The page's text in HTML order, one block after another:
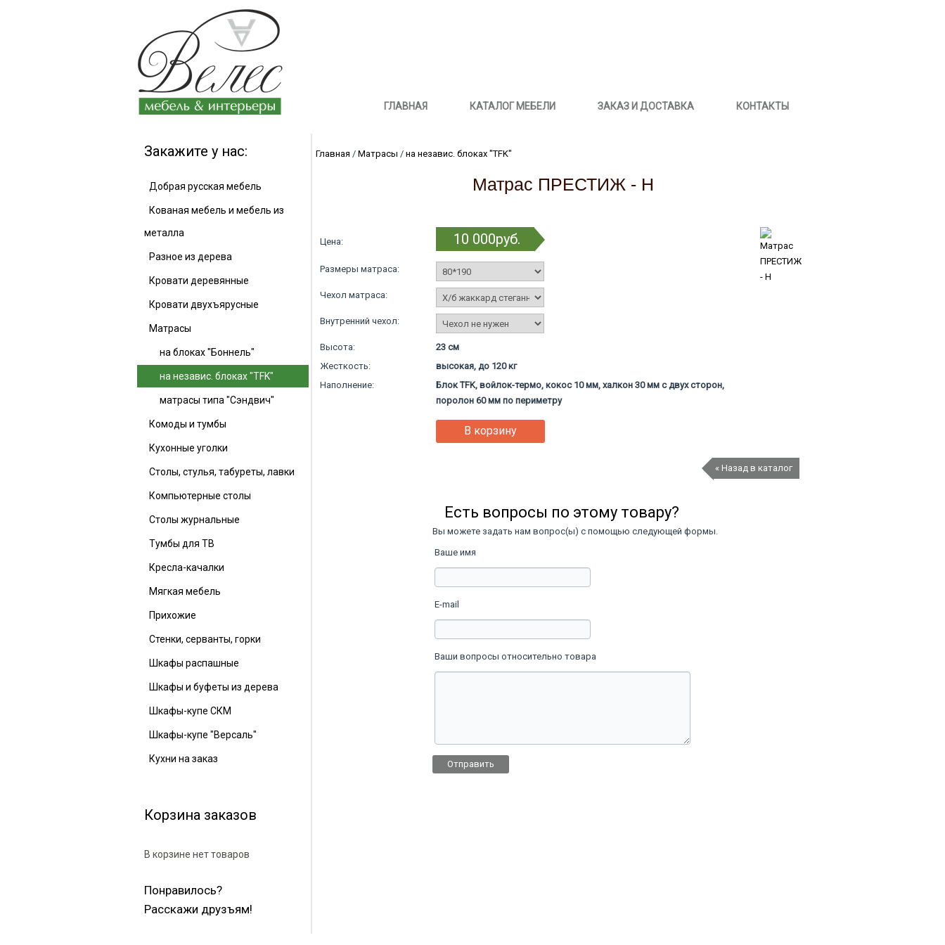
ГЛАВНАЯ КАТАЛОГ МЕБЕЛИ ЗАКАЗ И ДОСТАВКА КОНТАКТЫ
Закажите у нас:
Добрая русская мебель
Кованая мебель и мебель из
металла
Разное из дерева
Кровати деревянные
Кровати двухъярусные
Матрасы
на блоках "Боннель"
на независ. блоках "TFK"
матрасы типа "Сэндвич"
Комоды и тумбы
Кухонные уголки
Столы, стулья, табуреты, лавки
Компьютерные столы
Столы журнальные
Тумбы для ТВ
Кресла-качалки
Мягкая мебель
Прихожие
Стенки, серванты, горки
Шкафы распашные
Шкафы и буфеты из дерева
Шкафы-купе СКМ
Шкафы-купе "Версаль"
Кухни на заказ
Корзина заказов
В корзине нет товаров
Понравилось?
Расскажи друзъям!
Главная / Матрасы / на независ. блоках "TFK"
Матрас ПРЕСТИЖ - Н
Цена: 10 000руб.
Размеры матраса:
Чехол матраса:
Внутренний чехол:
Высота:
23 см
Жесткость:
высокая, до 120 кг
Наполнение:
Блок TFK, войлок-термо, кокос 10 мм, халкон 30 мм с двух сторон,
поролон 60 мм по периметру
В корзину
« Назад в каталог
Есть вопросы по этому товару?
Вы можете задать нам вопрос(ы) с помощью следующей формы.
Ваше имя
E-mail
Ваши вопросы относительно товара
Отправить